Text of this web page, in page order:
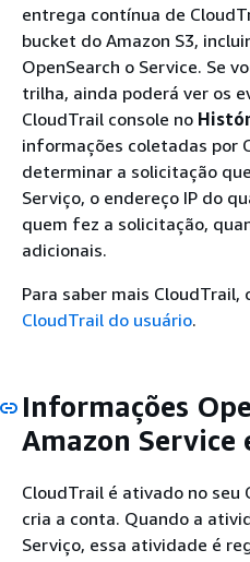
entrega contínua de
bucket do Amazon S3,
OpenSearch o Service. Se
trilha, ainda poderá ver os
CloudTrail console no
informações coletadas por
determinar a solicitação
Serviço, o endereço IP do
quem fez a solicitação,
adicionais.
Para saber mais CloudTrail,
CloudTrail do usuário.
Informações
Amazon
CloudTrail é ativado no seu
cria a conta. Quando a
Serviço, essa atividade é